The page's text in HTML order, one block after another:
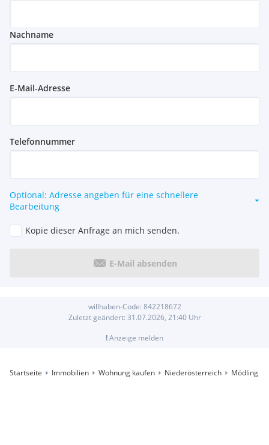
Nachname
E-Mail-Adresse
Telefonnummer
Optional: Adresse angeben für eine schnellere
Bearbeitung
Kopie dieser Anfrage an mich senden.
E-Mail absenden
willhaben-Code: 842218672
Zuletzt geändert: 31.07.2026, 21:40Uhr
!Anzeige melden
Startseite Immobilien Wohnung kaufen Niederösterreich Mödling